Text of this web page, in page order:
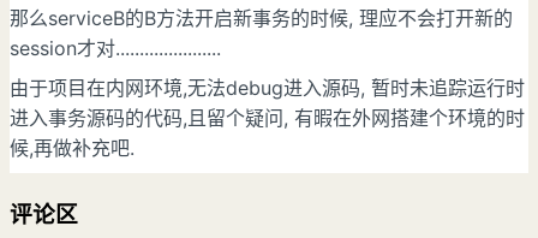
那么serviceB的B方法开启新事务的时候, 理应不会打开新的
session才对......................
由于项目在内网环境,无法debug进入源码, 暂时未追踪运行时
进入事务源码的代码,且留个疑问, 有暇在外网搭建个环境的时
候,再做补充吧.
评论区